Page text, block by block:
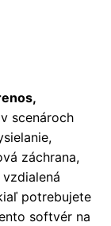
scenároch
záchrana,
potrebujete
softvér na